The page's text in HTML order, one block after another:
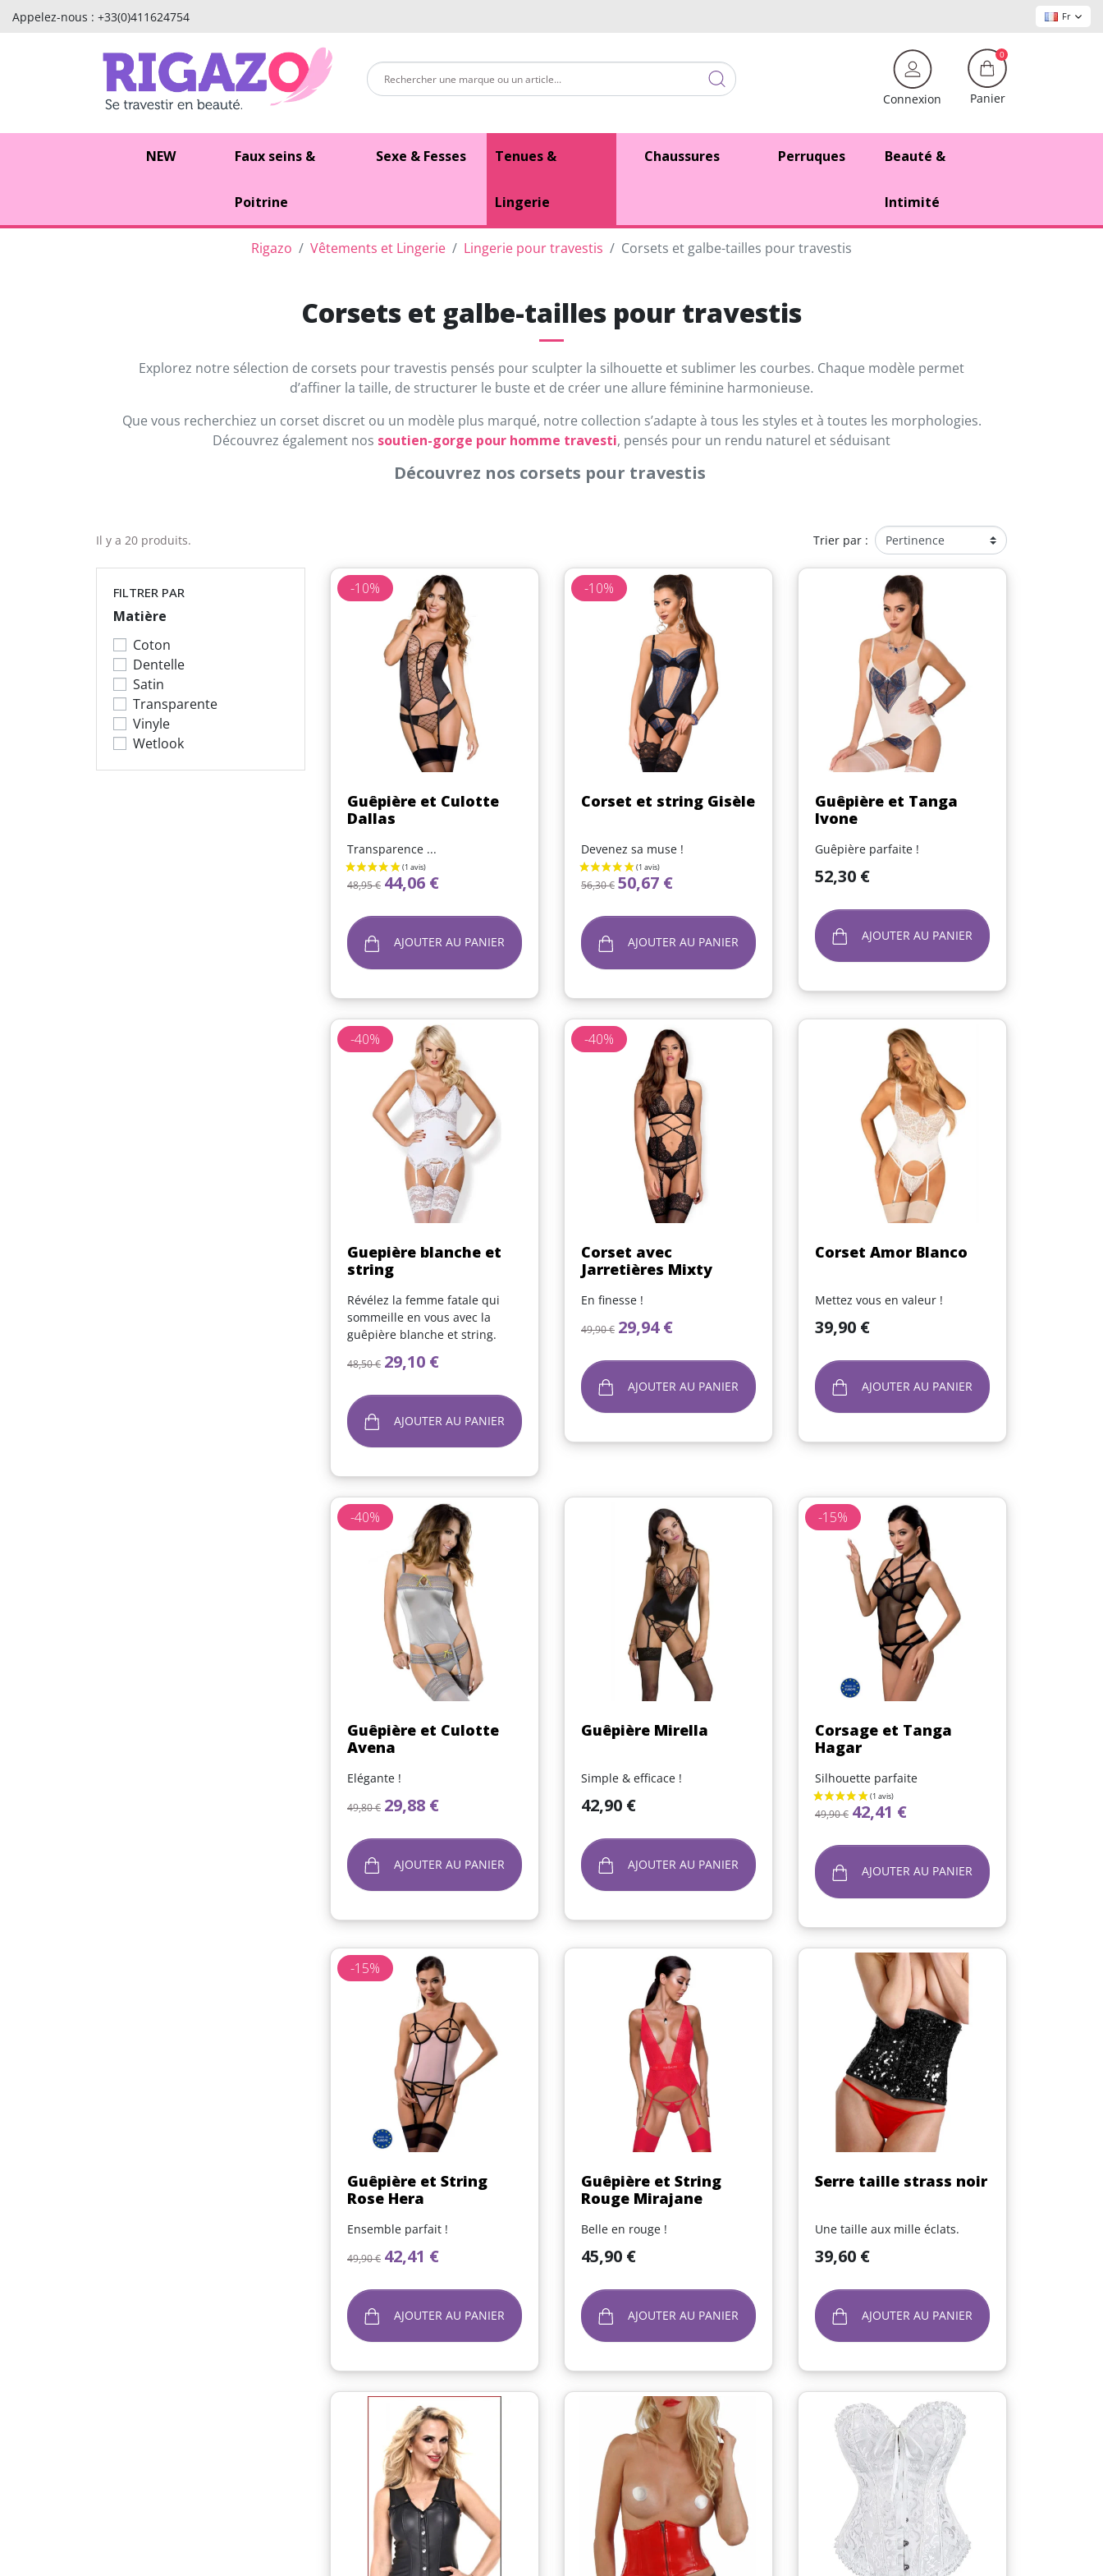
Appelez-nous : +33(0)411624754 Fr
Connexion
0
Panier
NEW Faux seins &
Poitrine
Sexe & Fesses Tenues &
Lingerie
Chaussures Perruques Beauté &
Intimité
Rigazo Vêtements et Lingerie Lingerie pour travestis Corsets et galbe-tailles pour travestis
Corsets et galbe-tailles pour travestis
Explorez notre sélection de corsets pour travestis pensés pour sculpter la silhouette et sublimer les courbes. Chaque modèle permet
d’affiner la taille, de structurer le buste et de créer une allure féminine harmonieuse.
Que vous recherchiez un corset discret ou un modèle plus marqué, notre collection s’adapte à tous les styles et à toutes les morphologies.
Découvrez également nos soutien-gorge pour homme travesti, pensés pour un rendu naturel et séduisant
Découvrez nos corsets pour travestis
Il y a 20 produits. Trier par :
FILTRER PAR
Matière
Coton
Dentelle
Satin
Transparente
Vinyle
Wetlook
Aperçu rapide
Guêpière et Culotte
Dallas
Transparence ...
Prix de base
48,95 € Prix
44,06 €
AJOUTER AU PANIER
-10%
Aperçu rapide
Corset et string Gisèle
Devenez sa muse !
Prix de base
56,30 € Prix
50,67 €
AJOUTER AU PANIER
-10%
Aperçu rapide
Guêpière et Tanga
Ivone
Guêpière parfaite !
Prix
52,30 €
AJOUTER AU PANIER
Aperçu rapide
Guepière blanche et
string
Révélez la femme fatale qui
sommeille en vous avec la
guêpière blanche et string.
Prix de base
48,50 € Prix
29,10 €
AJOUTER AU PANIER
-40%
Corset avec
Jarretières Mixty
En finesse !
Prix de base
49,90 € Prix
29,94 €
AJOUTER AU PANIER
-40%
Aperçu rapide
Corset Amor Blanco
Mettez vous en valeur !
Prix
39,90 €
AJOUTER AU PANIER
Aperçu rapide
Guêpière et Culotte
Avena
Elégante !
Prix de base
49,80 € Prix
29,88 €
AJOUTER AU PANIER
-40%
Aperçu rapide
Guêpière Mirella
Simple & efficace !
Prix
42,90 €
AJOUTER AU PANIER
Aperçu rapide
Corsage et Tanga
Hagar
Silhouette parfaite
Prix de base
49,90 € Prix
42,41 €
AJOUTER AU PANIER
-15%
Aperçu rapide
Guêpière et String
Rose Hera
Ensemble parfait !
Prix de base
49,90 € Prix
42,41 €
AJOUTER AU PANIER
-15%
Aperçu rapide
Guêpière et String
Rouge Mirajane
Belle en rouge !
Prix
45,90 €
AJOUTER AU PANIER
Aperçu rapide
Serre taille strass noir
Une taille aux mille éclats.
Prix
39,60 €
AJOUTER AU PANIER